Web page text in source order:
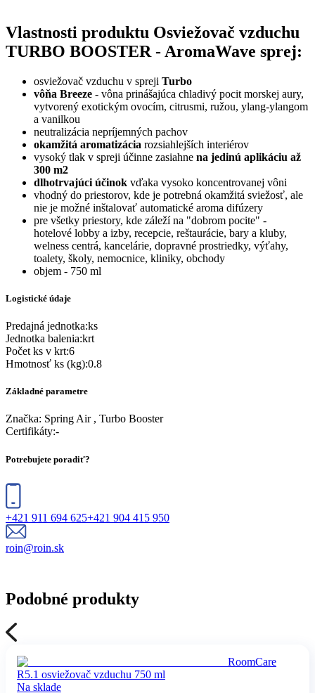
Vlastnosti produktu Osviežovač vzduchu
TURBO BOOSTER - AromaWave sprej:
osviežovač vzduchu v spreji Turbo
vôňa Breeze - vôna prinášajúca chladivý pocit morskej aury,
vytvorený exotickým ovocím, citrusmi, ružou, ylang-ylangom
a vanilkou
neutralizácia nepríjemných pachov
okamžitá aromatizácia rozsiahlejších interiérov
vysoký tlak v spreji účinne zasiahne na jedinú aplikáciu až
300 m2
dlhotrvajúci účinok vďaka vysoko koncentrovanej vôni
vhodný do priestorov, kde je potrebná okamžitá sviežosť, ale
nie je možné inštalovať automatické aroma difúzery
pre všetky priestory, kde záleží na "dobrom pocite" -
hotelové lobby a izby, recepcie, reštaurácie, bary a kluby,
welness centrá, kancelárie, dopravné prostriedky, výťahy,
toalety, školy, nemocnice, kliniky, obchody
objem - 750 ml
Logistické údaje
Predajná jednotka:ks
Jednotka balenia:krt
Počet ks v krt:6
Hmotnosť ks (kg):0.8
Základné parametre
Značka: Spring Air , Turbo Booster
Certifikáty:-
Potrebujete poradiť?
+421 911 694 625+421 904 415 950
roin@roin.sk
Podobné produkty
RoomCare
R5.1 osviežovač vzduchu 750 ml
Na sklade